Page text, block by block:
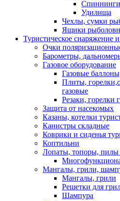
Спиннинги
Удилища
Чехлы, сумки
Ящики
Туристическое снаряжение
Очки
Барометры,
Газовое оборудование
Газовые
Плиты,
газовые
Резаки, горелки
Защита от насекомых
Казаны, котелки
Канистры складные
Коврики и сиденья
Коптильни
Лопаты, топоры, пилы
Мангалы, грили,
Мангалы, грили
Решетки для
Шампура